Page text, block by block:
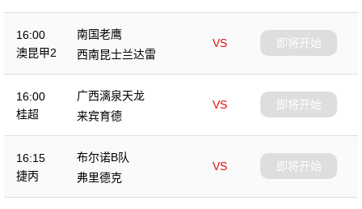
16:00
澳昆甲2
南国老鹰
VS
西南昆士兰达雷
即将开始
16:00
桂超
广西漓泉天龙
VS
来宾育德
即将开始
16:15
捷丙
布尔诺B队
VS
弗里德克
即将开始